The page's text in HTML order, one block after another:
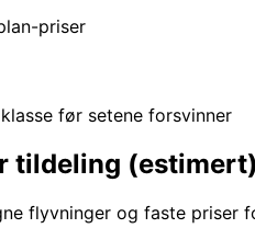
priser
før setene forsvinner
tildeling (estimert)
flyvninger og faste priser